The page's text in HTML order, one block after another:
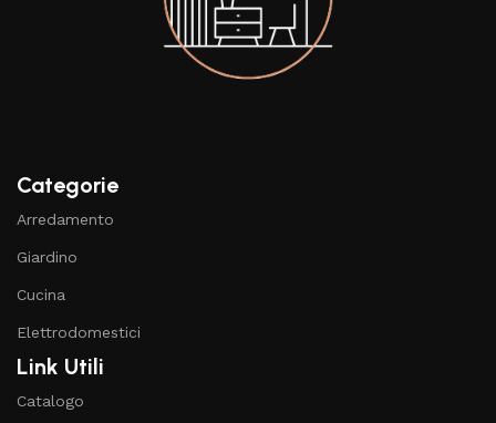
Categorie
Arredamento
Giardino
Cucina
Elettrodomestici
Link Utili
Catalogo